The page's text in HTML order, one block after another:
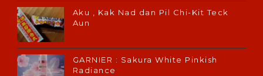
Aku , Kak Nad dan Pil Chi-Kit Teck
Aun
GARNIER : Sakura White Pinkish
Radiance